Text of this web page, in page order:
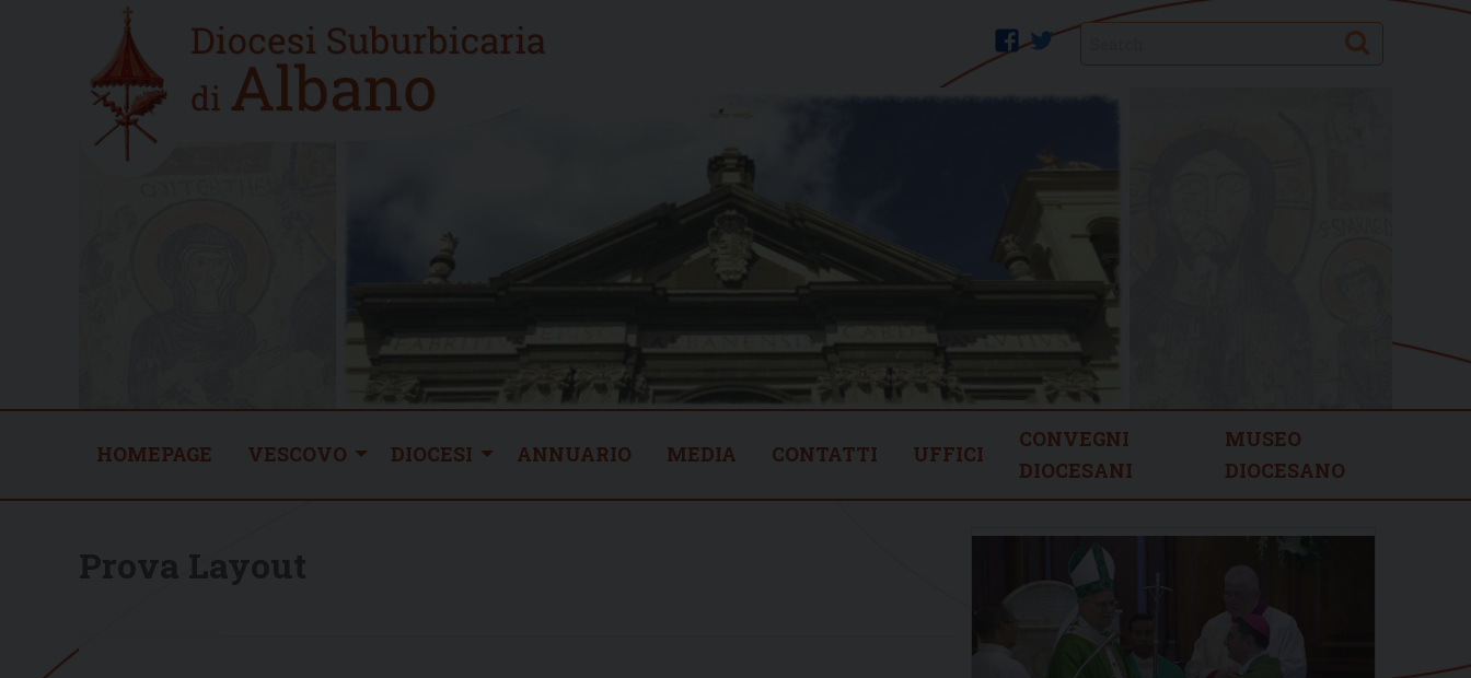
Home
new
twitter
facebook Search
HOMEPAGE VESCOVO DIOCESI ANNUARIO MEDIA CONTATTI UFFICI
CONVEGNI
DIOCESANI
MUSEO
DIOCESANO